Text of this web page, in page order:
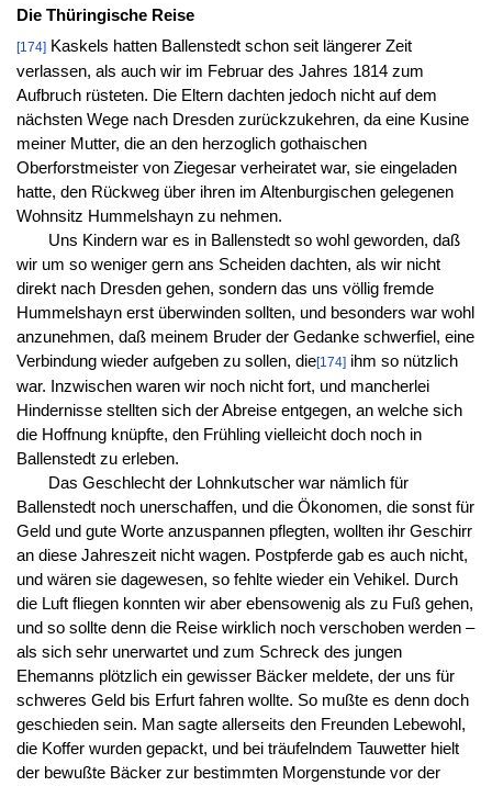
Die Thüringische Reise
[174]Kaskels hatten Ballenstedt schon seit längerer Zeit
verlassen, als auch wir im Februar des Jahres 1814 zum
Aufbruch rüsteten. Die Eltern dachten jedoch nicht auf dem
nächsten Wege nach Dresden zurückzukehren, da eine Kusine
meiner Mutter, die an den herzoglich gothaischen
Oberforstmeister von Ziegesar verheiratet war, sie eingeladen
hatte, den Rückweg über ihren im Altenburgischen gelegenen
Wohnsitz Hummelshayn zu nehmen.
Uns Kindern war es in Ballenstedt so wohl geworden, daß
wir um so weniger gern ans Scheiden dachten, als wir nicht
direkt nach Dresden gehen, sondern das uns völlig fremde
Hummelshayn erst überwinden sollten, und besonders war wohl
anzunehmen, daß meinem Bruder der Gedanke schwerfiel, eine
Verbindung wieder aufgeben zu sollen, die[174]ihm so nützlich
war. Inzwischen waren wir noch nicht fort, und mancherlei
Hindernisse stellten sich der Abreise entgegen, an welche sich
die Hoffnung knüpfte, den Frühling vielleicht doch noch in
Ballenstedt zu erleben.
Das Geschlecht der Lohnkutscher war nämlich für
Ballenstedt noch unerschaffen, und die Ökonomen, die sonst für
Geld und gute Worte anzuspannen pflegten, wollten ihr Geschirr
an diese Jahreszeit nicht wagen. Postpferde gab es auch nicht,
und wären sie dagewesen, so fehlte wieder ein Vehikel. Durch
die Luft fliegen konnten wir aber ebensowenig als zu Fuß gehen,
und so sollte denn die Reise wirklich noch verschoben werden –
als sich sehr unerwartet und zum Schreck des jungen
Ehemanns plötzlich ein gewisser Bäcker meldete, der uns für
schweres Geld bis Erfurt fahren wollte. So mußte es denn doch
geschieden sein. Man sagte allerseits den Freunden Lebewohl,
die Koffer wurden gepackt, und bei träufelndem Tauwetter hielt
der bewußte Bäcker zur bestimmten Morgenstunde vor der